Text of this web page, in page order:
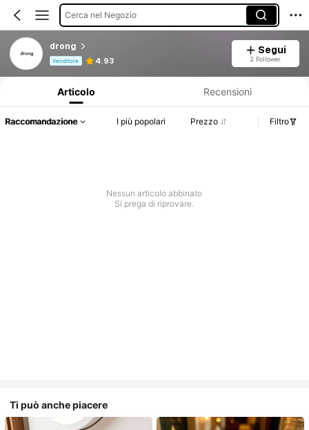
Cerca nel Negozio
drong
Venditore 4.93
Segui
2 Follower
Articolo Recensioni
Raccomandazione I più popolari Prezzo Filtro
Nessun articolo abbinato
Si prega di riprovare.
Ti può anche piacere